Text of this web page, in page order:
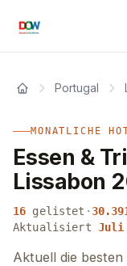
Portugal
MONATLICHE
Essen &
Lissabon
16 gelistet ·
Aktualisiert Juli
Aktuell die besten